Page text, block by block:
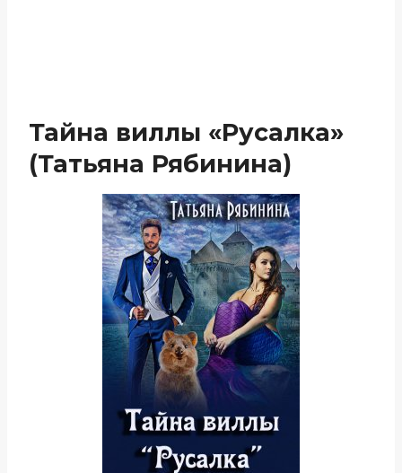
Тайна виллы «Русалка»
(Татьяна Рябинина)